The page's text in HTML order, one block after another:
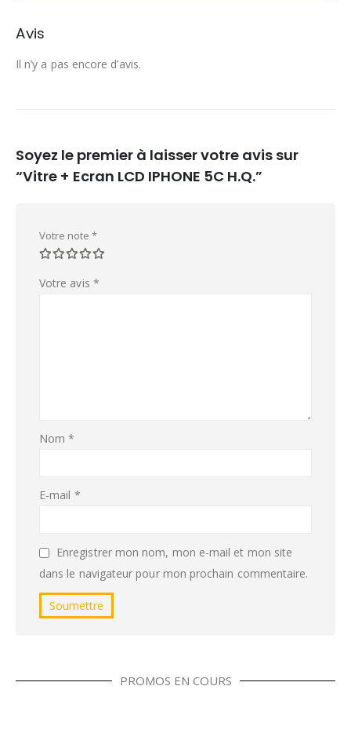
Avis
Il n’y a pas encore d’avis.
Soyez le premier à laisser votre avis sur
“Vitre + Ecran LCD IPHONE 5C H.Q.”
Votre note *
Votre avis *
Nom*
E-mail *
Enregistrer mon nom, mon e-mail et mon site
dans le navigateur pour mon prochain commentaire.
PROMOS EN COURS